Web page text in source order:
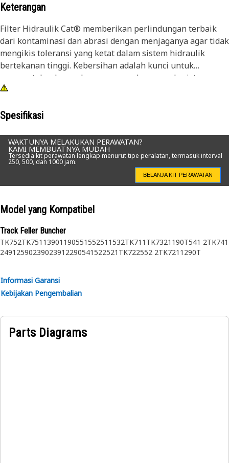
Keterangan
Filter Hidraulik Cat® memberikan perlindungan terbaik
dari kontaminasi dan abrasi dengan menjaganya agar tidak
mengikis toleransi yang ketat dalam sistem hidraulik
bertekanan tinggi. Kebersihan adalah kunci untuk
mempertahankan pelumasan yang benar pada sistem
hidraulik yang sensitif.
Spesifikasi
WAKTUNYA MELAKUKAN PERAWATAN?
KAMI MEMBUATNYA MUDAH
Tersedia kit perawatan lengkap menurut tipe peralatan, termasuk interval
250, 500, dan 1000 jam.
BELANJA KIT PERAWATAN
Model yang Kompatibel
Track Feller Buncher
TK752TK751 13901190551552511532TK711 TK7321190T541 2TK741
2491 259023902391 2290541522521 TK722552 2TK721 1290T
Informasi Garansi
Kebijakan Pengembalian
Parts Diagrams